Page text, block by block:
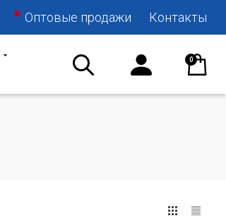
Оптовые продажи Контакты
0